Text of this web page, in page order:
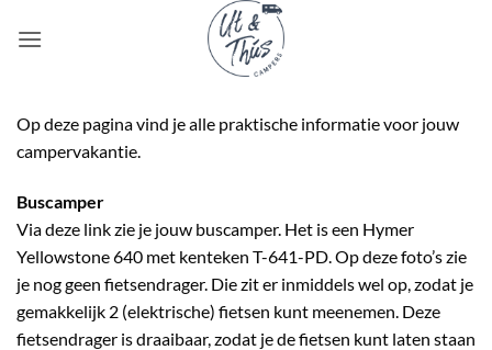
naar
Op deze pagina vind je alle praktische informatie voor jouw
campervakantie.
Buscamper
Via deze link zie je jouw buscamper. Het is een Hymer
Yellowstone 640 met kenteken T-641-PD. Op deze foto’s zie
je nog geen fietsendrager. Die zit er inmiddels wel op, zodat je
gemakkelijk 2 (elektrische) fietsen kunt meenemen. Deze
fietsendrager is draaibaar, zodat je de fietsen kunt laten staan